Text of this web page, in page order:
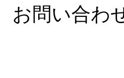
お問い合わ